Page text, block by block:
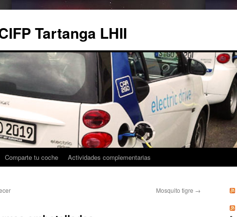
Tartanga LHII
Comparte tu coche Actividades complementarias
Mosquito tigre →